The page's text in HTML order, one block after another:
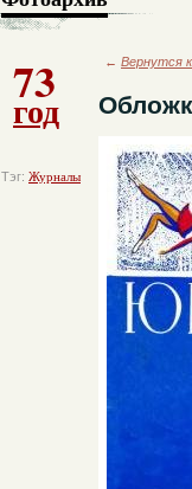
73
год
Тэг: Журналы
← Вернутся